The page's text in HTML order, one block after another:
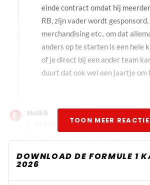
einde contract omdat hij
RB, zijn vader wordt
merchandising etc.. om dat
anders op te starten is een hele
of je direct bij een ander team
duurt dat ook wel een jaartje om
Hulk5
of daar überhaupt aan denkt. Dat
TOON MEER
DOWNLOAD DE FORMULE 1
2026